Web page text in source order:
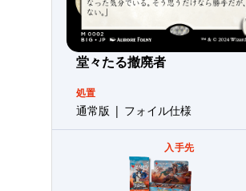
堂々たる撤廃者
処置
通常版 | フォイル仕様
入手先